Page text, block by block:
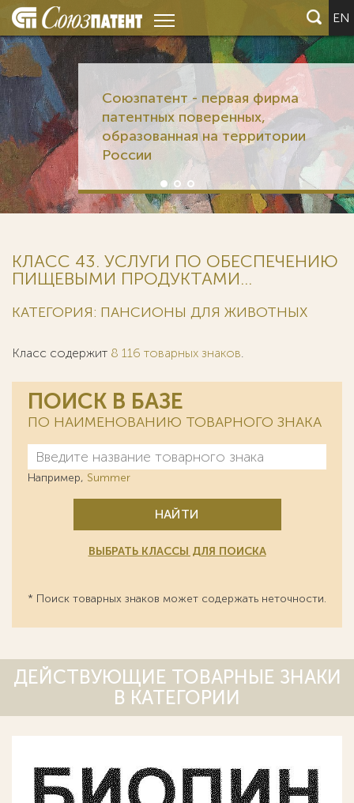
EN
Союзпатент - первая фирма
патентных поверенных,
образованная на территории
России
КЛАСС 43. УСЛУГИ ПО ОБЕСПЕЧЕНИЮ
ПИЩЕВЫМИ ПРОДУКТАМИ...
КАТЕГОРИЯ: ПАНСИОНЫ ДЛЯ ЖИВОТНЫХ
Класс содержит 8 116 товарных знаков.
ПОИСК В БАЗЕ
ПО НАИМЕНОВАНИЮ ТОВАРНОГО ЗНАКА
Например, Summer
НАЙТИ
ВЫБРАТЬ КЛАССЫ ДЛЯ ПОИСКА
* Поиск товарных знаков может содержать неточности.
ДЕЙСТВУЮЩИЕ ТОВАРНЫЕ ЗНАКИ
В КАТЕГОРИИ